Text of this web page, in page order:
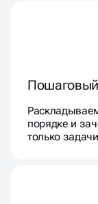
порядке и
только